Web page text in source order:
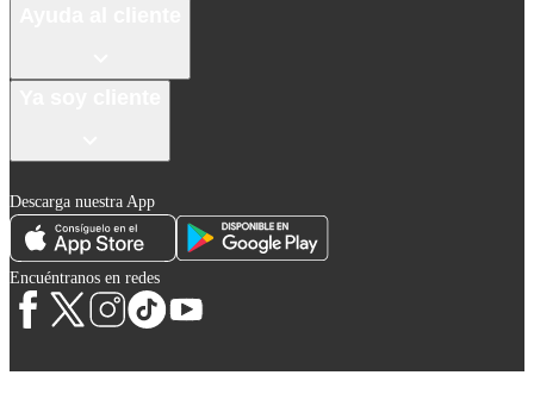
Descarga nuestra App
Encuéntranos en redes